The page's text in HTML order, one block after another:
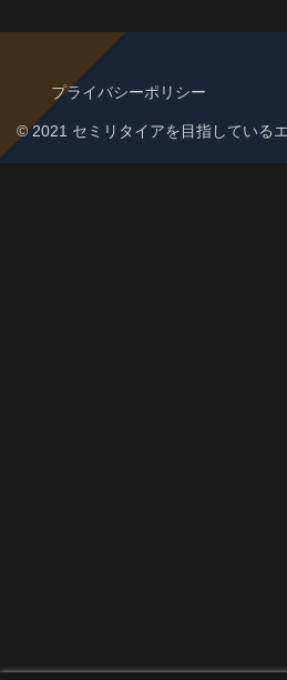
プライバシーポリシー
© 2021 セミリタイアを目指している